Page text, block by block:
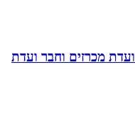
מכרזים וחבר ועדת